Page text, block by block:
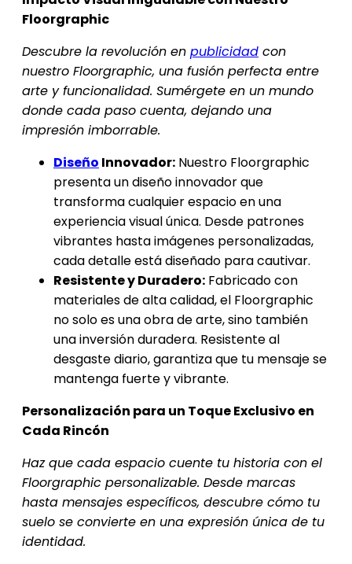
Floorgraphic
Descubre la revolución en publicidad con
nuestro Floorgraphic, una fusión perfecta entre
arte y funcionalidad. Sumérgete en un mundo
donde cada paso cuenta, dejando una
impresión imborrable.
Diseño Innovador: Nuestro Floorgraphic
presenta un diseño innovador que
transforma cualquier espacio en una
experiencia visual única. Desde patrones
vibrantes hasta imágenes personalizadas,
cada detalle está diseñado para cautivar.
Resistente y Duradero: Fabricado con
materiales de alta calidad, el Floorgraphic
no solo es una obra de arte, sino también
una inversión duradera. Resistente al
desgaste diario, garantiza que tu mensaje se
mantenga fuerte y vibrante.
Personalización para un Toque Exclusivo en
Cada Rincón
Haz que cada espacio cuente tu historia con el
Floorgraphic personalizable. Desde marcas
hasta mensajes específicos, descubre cómo tu
suelo se convierte en una expresión única de tu
identidad.